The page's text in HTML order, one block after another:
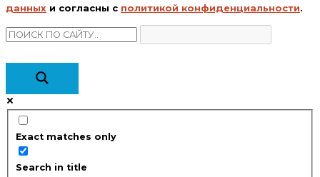
данных и согласны с политикой конфиденциальности.
Exact matches only
Search in title